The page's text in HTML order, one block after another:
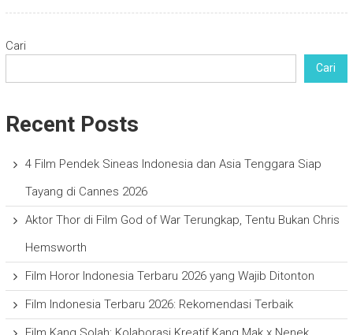
Cari
Cari
Recent Posts
4 Film Pendek Sineas Indonesia dan Asia Tenggara Siap
Tayang di Cannes 2026
Aktor Thor di Film God of War Terungkap, Tentu Bukan Chris
Hemsworth
Film Horor Indonesia Terbaru 2026 yang Wajib Ditonton
Film Indonesia Terbaru 2026: Rekomendasi Terbaik